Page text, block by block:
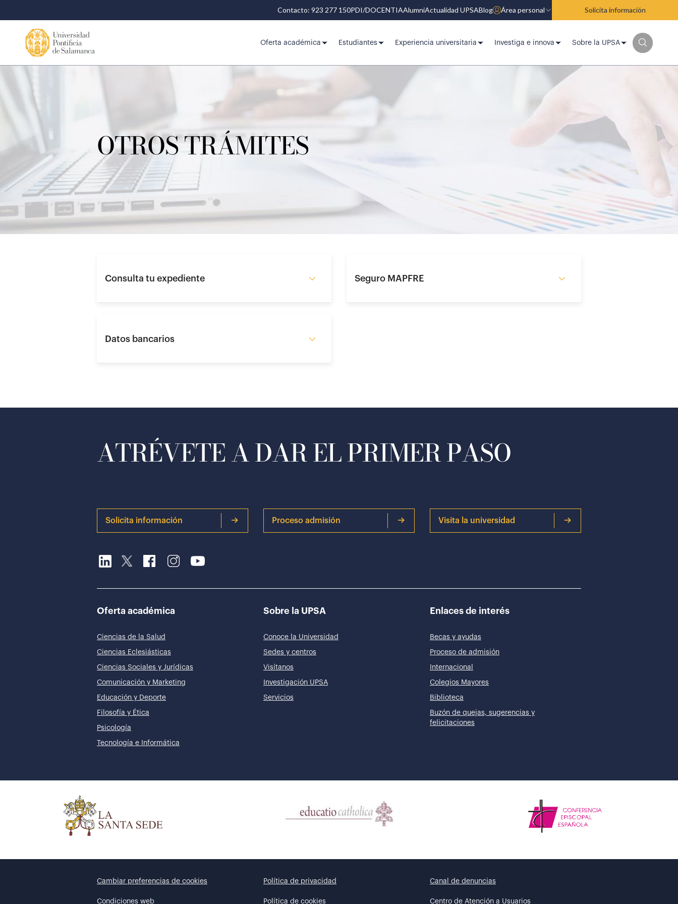
Contacto: 923 277 150PDI/DOCENTIAAlumniActualidad UPSABlog Área personal Solicita información
Oferta académica Estudiantes Experiencia universitaria Investiga e innova Sobre la UPSA
OTROS TRÁMITES
Consulta tu expediente Seguro MAPFRE
Datos bancarios
ATRÉVETE A DAR EL PRIMER PASO
Solicita información Proceso admisión Visita la universidad
Oferta académica
Ciencias de la Salud
Ciencias Eclesiásticas
Ciencias Sociales y Jurídicas
Comunicación y Marketing
Educación y Deporte
Filosofía y Ética
Psicología
Tecnología e Informática
Sobre la UPSA
Conoce la Universidad
Sedes y centros
Visítanos
Investigación UPSA
Servicios
Enlaces de interés
Becas y ayudas
Proceso de admisión
Internacional
Colegios Mayores
Biblioteca
Buzón de quejas, sugerencias y
felicitaciones
Cambiar preferencias de cookies Política de privacidad Canal de denuncias
Condiciones web Política de cookies Centro de Atención a Usuarios